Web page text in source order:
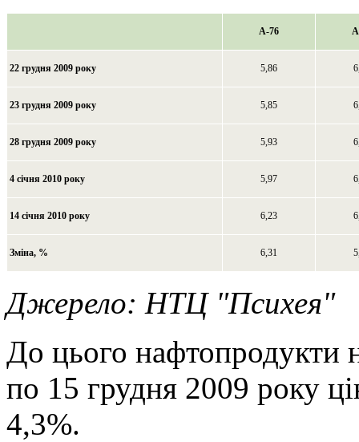
А-76
22 грудня 2009 року 5,86
23 грудня 2009 року 5,85
28 грудня 2009 року 5,93
4 січня 2010 року 5,97
14 січня 2010 року 6,23
Зміна, % 6,31
Джерело: НТЦ "Психея"
До цього нафтопродукти
по 15 грудня 2009 року
4,3%.